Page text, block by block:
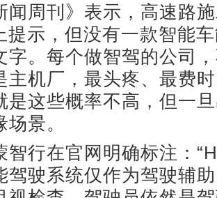
闻周刊》表示，高速路
提示，但没有一款智能
字。每个做智驾的公司
主机厂，最头疼、最费
是这些概率不高，但一
景。
在官网明确标注：
驾驶系统仅作为驾驶辅